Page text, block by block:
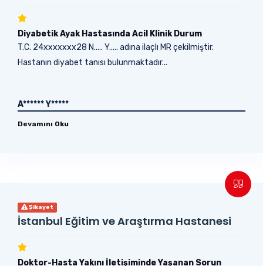
Diyabetik Ayak Hastasında Acil Klinik Durum
T.C. 24xxxxxxx28 N..... Y..... adına ilaçlı MR çekilmiştir.
Hastanın diyabet tanısı bulunmaktadır...
A****** Y*****
Devamını Oku
Şikayet
İstanbul Eğitim ve Araştırma Hastanesi
Doktor-Hasta Yakını İletişiminde Yaşanan Sorun